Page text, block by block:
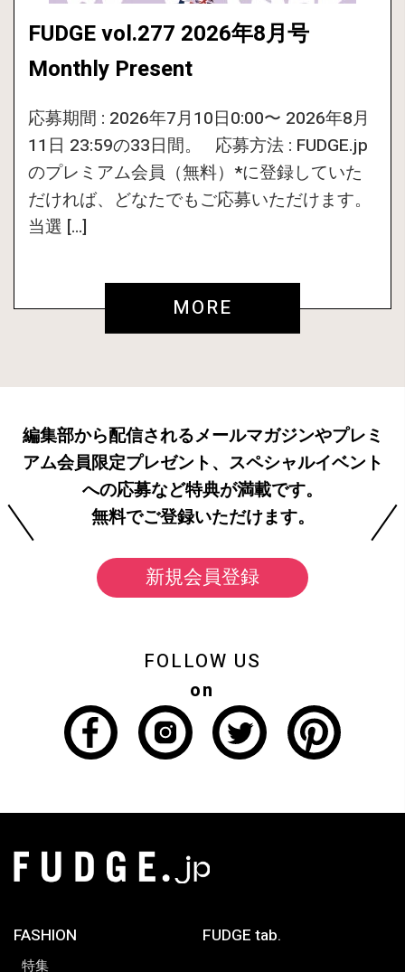
FUDGE vol.277 2026年8月号
Monthly Present
応募期間 : 2026年7月10日0:00〜 2026年8月
11日 23:59の33日間。 応募方法 : FUDGE.jp
のプレミアム会員（無料）*に登録していた
だければ、どなたでもご応募いただけます。
当選 […]
MORE
編集部から配信されるメールマガジンやプレミ
アム会員限定プレゼント、スペシャルイベント
への応募など特典が満載です。
無料でご登録いただけます。
新規会員登録
FOLLOW US
on
FASHION
特集
FUDGE tab.